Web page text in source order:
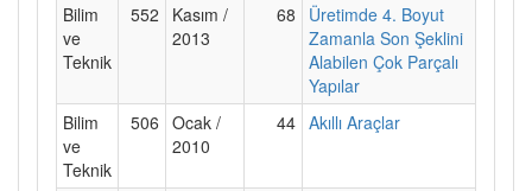
Bilim
ve
Teknik
552
Kasım /
2013
68
Üretimde 4. Boyut
Zamanla Son Şeklini
Alabilen Çok Parçalı
Yapılar
Bilim
ve
Teknik
506 Ocak /
2010
44 Akıllı Araçlar